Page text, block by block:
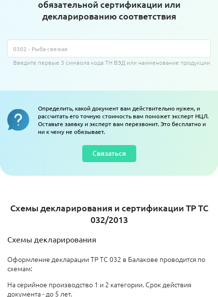
обязательной сертификации или
декларированию соответствия
Введите первые 3 символа кода ТН ВЭД или наименование продукции
Определить, какой документ вам действительно нужен, и
рассчитать его точную стоимость вам поможет эксперт НЦЛ.
Оставьте заявку и эксперт вам перезвонит. Это бесплатно и
ни к чему не обязывает.
Связаться
Схемы декларирования и сертификации ТР ТС
032/2013
Схемы декларирования
Оформление декларации ТР ТС 032 в Балакове проводится по
схемам:
На серийное производство 1 и 2 категории. Срок действия
документа - до 5 лет.